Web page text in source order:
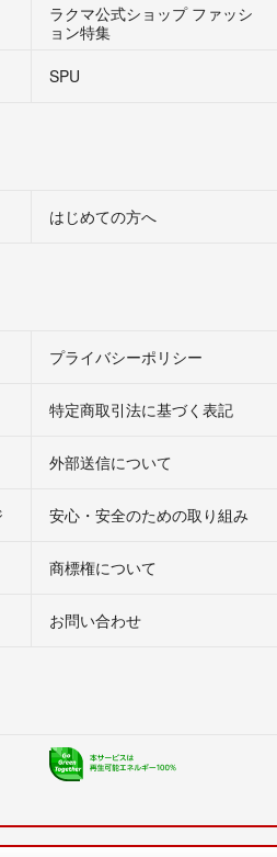
ラクマ公式ショップ ファッシ
ョン特集
SPU
はじめての方へ
プライバシーポリシー
特定商取引法に基づく表記
外部送信について
安心・安全のための取り組み
商標権について
お問い合わせ